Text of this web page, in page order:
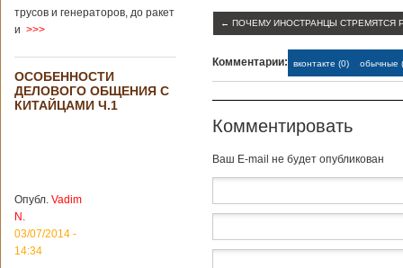
агентство Синьхуа,
ссылаясь на
институт
археологии и
культурных
реликвий. Площадь
километров.
Сообщается, что
рудник состоит из
функциональных
трусов и генераторов, до ракет
и >>>
ОСОБЕННОСТИ
ДЕЛОВОГО ОБЩЕНИЯ С
КИТАЙЦАМИ Ч.1
Опубл. Vadim
N.
03/07/2014 -
14:34
← ПОЧЕМУ ИНОСТРАНЦЫ СТРЕМЯТСЯ
Комментарии: вконтакте (0) обычные
Комментировать
Baш E-mail не будет опубликован